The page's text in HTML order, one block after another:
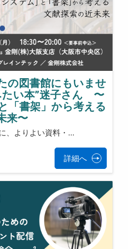
の図書館にもいませ
い本”迷子さん 〜
「書架」から考える
来〜
、よりよい資料・…
詳細へ